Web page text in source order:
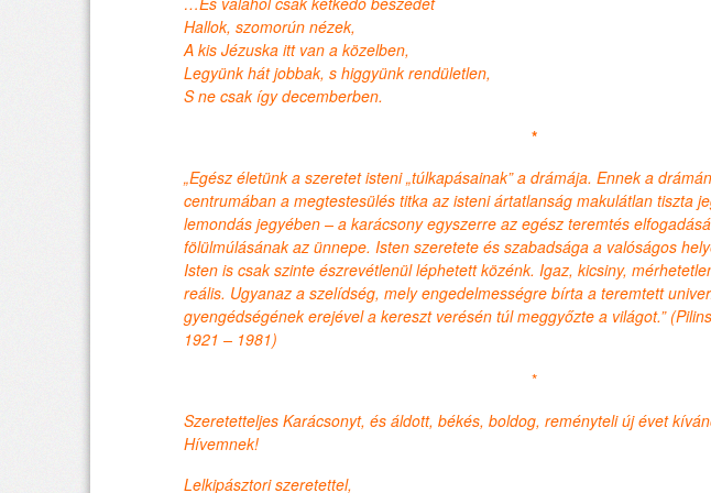
Hallok, szomorún nézek,
A kis Jézuska itt van a közelben,
Legyünk hát jobbak, s higgyünk rendületlen,
S ne csak így decemberben.
*
„Egész életünk a szeretet isteni „túlkapásainak” a drámája. Ennek a
centrumában a megtestesülés titka az isteni ártatlanság makulátlan tiszta
lemondás jegyében – a karácsony egyszerre az egész teremtés
fölülmúlásának az ünnepe. Isten szeretete és szabadsága a valóságos
Isten is csak szinte észrevétlenül léphetett közénk. Igaz, kicsiny,
reális. Ugyanaz a szelídség, mely engedelmességre bírta a teremtett
gyengédségének erejével a kereszt verésén túl meggyőzte a világot.”
1921 – 1981)
*
Szeretetteljes Karácsonyt, és áldott, békés, boldog, reményteli új évet
Hívemnek!
Lelkipásztori szeretettel,